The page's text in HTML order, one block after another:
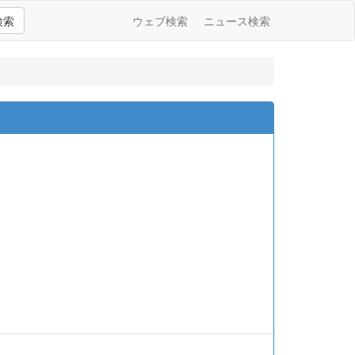
索 ウェブ検索 ニュース検索